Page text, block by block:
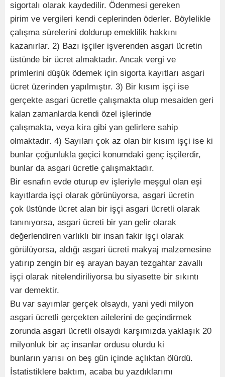
sigortalı olarak kaydedilir. Ödenmesi gereken
pirim ve vergileri kendi ceplerinden öderler. Böylelikle
çalışma sürelerini doldurup emeklilik hakkını
kazanırlar. 2) Bazı işçiler işverenden asgari ücretin
üstünde bir ücret almaktadır. Ancak vergi ve
primlerini düşük ödemek için sigorta kayıtları asgari
ücret üzerinden yapılmıştır. 3) Bir kısım işçi ise
gerçekte asgari ücretle çalışmakta olup mesaiden geri
kalan zamanlarda kendi özel işlerinde
çalışmakta, veya kira gibi yan gelirlere sahip
olmaktadır. 4) Sayıları çok az olan bir kısım işçi ise ki
bunlar çoğunlukla geçici konumdaki genç işçilerdir,
bunlar da asgari ücretle çalışmaktadır.
Bir esnafın evde oturup ev işleriyle meşgul olan eşi
kayıtlarda işçi olarak görünüyorsa, asgari ücretin
çok üstünde ücret alan bir işçi asgari ücretli olarak
tanınıyorsa, asgari ücreti bir yan gelir olarak
değerlendiren varlıklı bir insan fakir işçi olarak
görülüyorsa, aldığı asgari ücreti makyaj malzemesine
yatırıp zengin bir eş arayan bayan tezgahtar zavallı
işçi olarak nitelendiriliyorsa bu siyasette bir sıkıntı
var demektir.
Bu var sayımlar gerçek olsaydı, yani yedi milyon
asgari ücretli gerçekten ailelerini de geçindirmek
zorunda asgari ücretli olsaydı karşımızda yaklaşık 20
milyonluk bir aç insanlar ordusu olurdu ki
bunların yarısı on beş gün içinde açlıktan ölürdü.
İstatistiklere baktım, acaba bu yazdıklarımı